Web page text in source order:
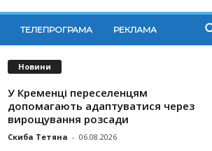
ТЕЛЕПРОГРАМА РЕКЛАМА
Новини
У Кременці переселенцям
допомагають адаптуватися через
вирощування розсади
Скиба Тетяна - 06.08.2026